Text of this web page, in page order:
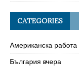
CATEGORIES
Американска работа
България вчера